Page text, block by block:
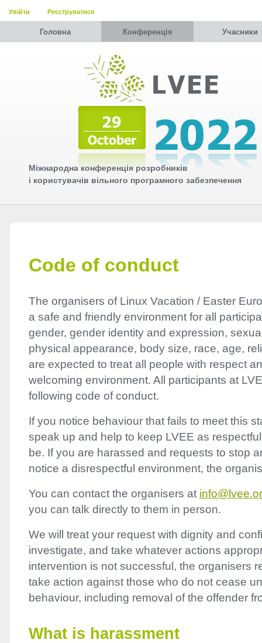
Увійти Реєструватися
Головна Конференція Учасники
Міжнародна конференція розробників
і користувачів вільного програмного забезпечення
Code of conduct
The organisers of Linux Vacation / Easter
a safe and friendly environment for all
gender, gender identity and expression,
physical appearance, body size, race, age,
are expected to treat all people with respect
welcoming environment. All participants at
following code of conduct.
If you notice behaviour that fails to meet this
speak up and help to keep LVEE as
be. If you are harassed and requests to stop
notice a disrespectful environment, the
You can contact the organisers at
you can talk directly to them in person.
We will treat your request with dignity and
investigate, and take whatever actions
intervention is not successful, the organisers
take action against those who do not cease
behaviour, including removal of the offender
What is harassment